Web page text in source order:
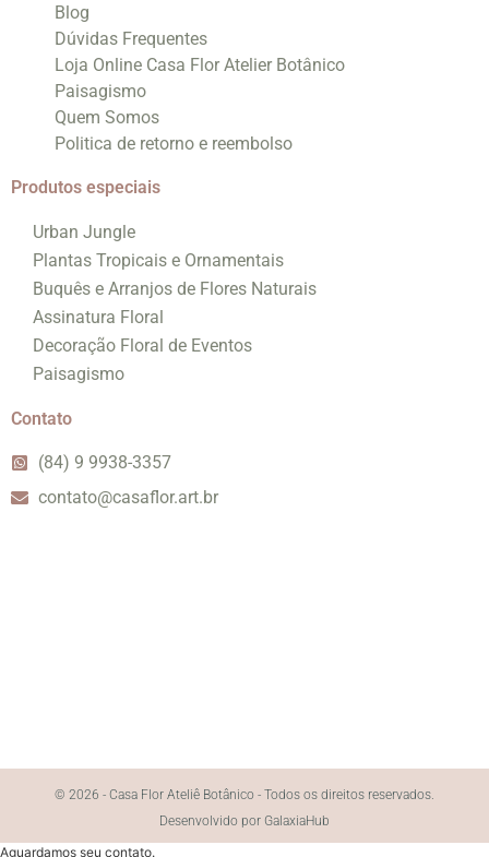
Blog
Dúvidas Frequentes
Loja Online Casa Flor Atelier Botânico
Paisagismo
Quem Somos
Politica de retorno e reembolso
Produtos especiais
Urban Jungle
Plantas Tropicais e Ornamentais
Buquês e Arranjos de Flores Naturais
Assinatura Floral
Decoração Floral de Eventos
Paisagismo
Contato
(84) 9 9938-3357
contato@casaflor.art.br
© 2026 - Casa Flor Ateliê Botânico - Todos os direitos reservados.
Desenvolvido por GalaxiaHub
Aguardamos seu contato.